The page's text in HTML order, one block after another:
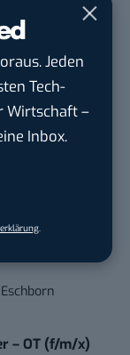
Jeden
Tech-
Wirtschaft –
Inbox.
.
die dann
Eschborn
– OT (f/m/x)